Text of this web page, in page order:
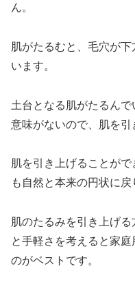
ん。
肌がたるむと、毛穴が
います。
土台となる肌がたるん
意味がないので、肌を引
肌を引き上げることが
も自然と本来の円状に戻
肌のたるみを引き上げ
と手軽さを考えると家
のがベストです。